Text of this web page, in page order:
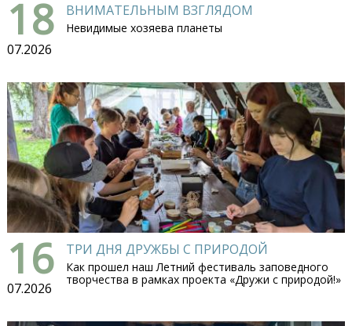
18
07.2026
ВНИМАТЕЛЬНЫМ ВЗГЛЯДОМ
Невидимые хозяева планеты
16
07.2026
ТРИ ДНЯ ДРУЖБЫ С ПРИРОДОЙ
Как прошел наш Летний фестиваль заповедного
творчества в рамках проекта «Дружи с природой!»